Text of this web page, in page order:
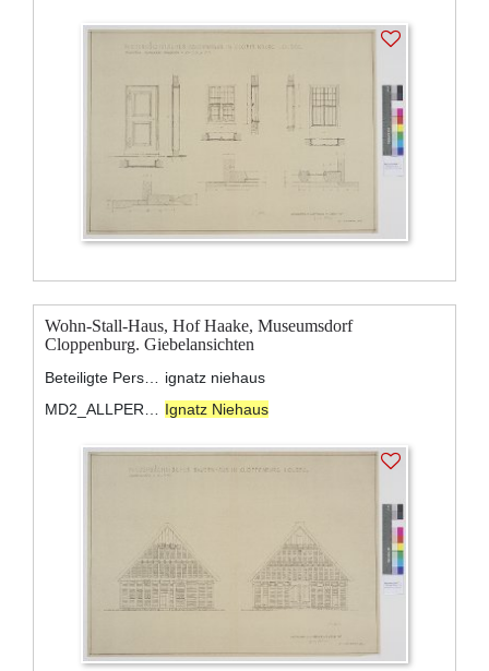
Wohn-Stall-Haus, Hof Haake, Museumsdorf
Cloppenburg. Giebelansichten
ignatz niehaus
Ignatz Niehaus